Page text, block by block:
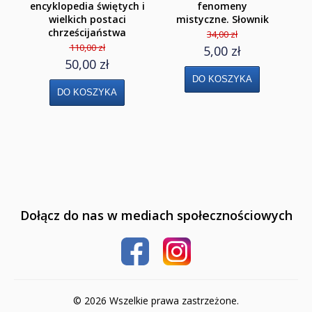
Klasa 4
Szkoła podstawowa 5-8
Klasa 5
Klasa 6
Klasa 1 liceum i technikum
Klasa 2 liceum i technikum
Klasa 3/4 technikum
encyklopedia świętych i
wielkich postaci
chrześcijaństwa
110,00 zł
50,00 zł
fenomeny
mistyczne. Słownik
34,00 zł
5,00 zł
Dołącz do nas w mediach społecznościowych
© 2026 Wszelkie prawa zastrzeżone.